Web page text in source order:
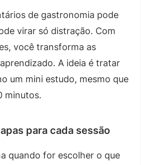
de gastronomia pode
virar só distração. Com
você transforma as
A ideia é tratar
um mini estudo, mesmo que
minutos.
para cada sessão
quando for escolher o que